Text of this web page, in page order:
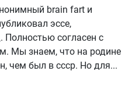
brain fart и
эссе,
Полностью согласен с
Мы знаем, что на родине
чем был в ссср. Но для...